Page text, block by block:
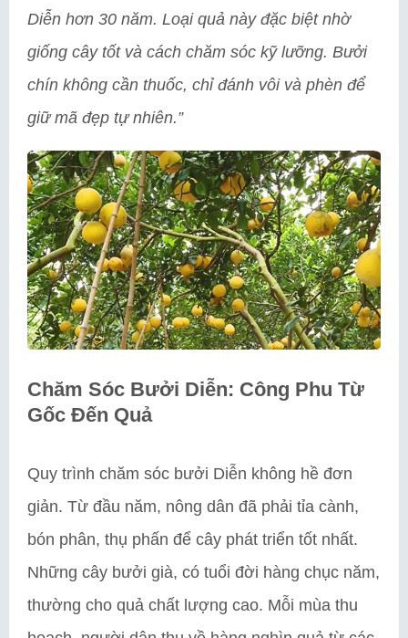
Diễn hơn 30 năm. Loại quả này đặc biệt nhờ
giống cây tốt và cách chăm sóc kỹ lưỡng. Bưởi
chín không cần thuốc, chỉ đánh vôi và phèn để
giữ mã đẹp tự nhiên.”
Chăm Sóc Bưởi Diễn: Công Phu Từ
Gốc Đến Quả
Quy trình chăm sóc bưởi Diễn không hề đơn
giản. Từ đầu năm, nông dân đã phải tỉa cành,
bón phân, thụ phấn để cây phát triển tốt nhất.
Những cây bưởi già, có tuổi đời hàng chục năm,
thường cho quả chất lượng cao. Mỗi mùa thu